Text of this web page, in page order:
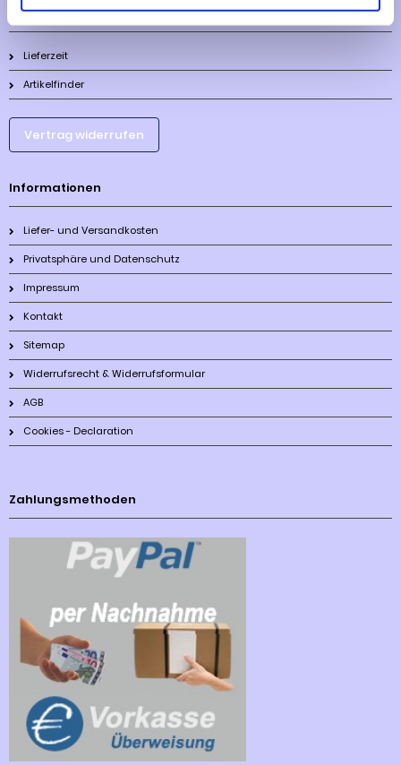
Mehr über...
Lieferzeit
Artikelfinder
Vertrag widerrufen
Informationen
Liefer- und Versandkosten
Privatsphäre und Datenschutz
Impressum
Kontakt
Sitemap
Widerrufsrecht & Widerrufsformular
AGB
Cookies - Declaration
Zahlungsmethoden